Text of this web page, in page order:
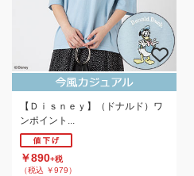
【Ｄｉｓｎｅｙ】（ドナルド）ワ
ンポイント...
￥890+税
（税込 ￥979）